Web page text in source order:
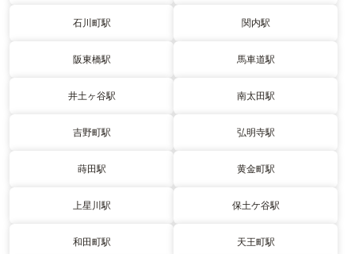
石川町駅 関内駅
阪東橋駅 馬車道駅
井土ヶ谷駅 南太田駅
吉野町駅 弘明寺駅
蒔田駅 黄金町駅
上星川駅 保土ケ谷駅
和田町駅 天王町駅